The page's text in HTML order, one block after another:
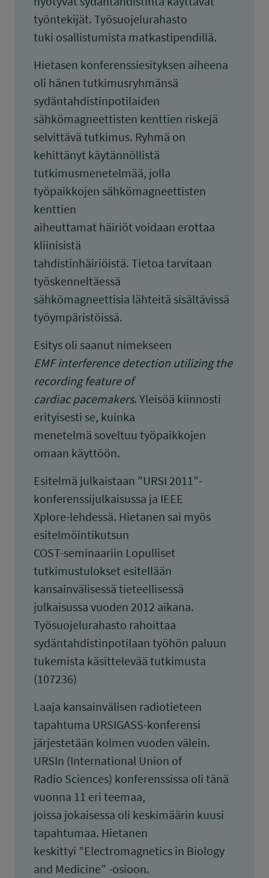
työntekijät. Työsuojelurahasto
tuki osallistumista matkastipendillä.
Hietasen konferenssiesityksen aiheena
oli hänen tutkimusryhmänsä
sydäntahdistinpotilaiden
sähkömagneettisten kenttien riskejä
selvittävä tutkimus. Ryhmä on
kehittänyt käytännöllistä
tutkimusmenetelmää, jolla
työpaikkojen sähkömagneettisten
kenttien
aiheuttamat häiriöt voidaan erottaa
kliinisistä
tahdistinhäiriöistä. Tietoa tarvitaan
työskenneltäessä
sähkömagneettisia lähteitä sisältävissä
työympäristöissä.
Esitys oli saanut nimekseen
EMF interference detection utilizing the
recording feature of
cardiac pacemakers. Yleisöä kiinnosti
erityisesti se, kuinka
menetelmä soveltuu työpaikkojen
omaan käyttöön.
Esitelmä julkaistaan ”URSI 2011”-
konferenssijulkaisussa ja IEEE
Xplore-lehdessä. Hietanen sai myös
esitelmöintikutsun
COST-seminaariin Lopulliset
tutkimustulokset esitellään
kansainvälisessä tieteellisessä
julkaisussa vuoden 2012 aikana.
Työsuojelurahasto rahoittaa
sydäntahdistinpotilaan työhön paluun
tukemista käsittelevää tutkimusta
(107236)
Laaja kansainvälisen radiotieteen
tapahtuma URSIGASS-konferensi
järjestetään kolmen vuoden välein.
URSIn (International Union of
Radio Sciences) konferenssissa oli tänä
vuonna 11 eri teemaa,
joissa jokaisessa oli keskimäärin kuusi
tapahtumaa. Hietanen
keskittyi ”Electromagnetics in Biology
and Medicine” -osioon.